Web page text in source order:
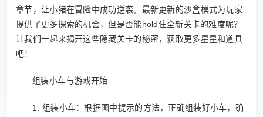
章节，让小猪在冒险中成功逆袭。最新更新的沙盒模式为玩家
提供了更多探索的机会，但是否能hold住全新关卡的难度呢？
让我们一起来揭开这些隐藏关卡的秘密，获取更多星星和道具
吧！
组装小车与游戏开始
1. 组装小车：根据图中提示的方法，正确组装好小车，确